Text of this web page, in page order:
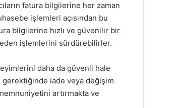
fatura bilgilerine her zaman
işlemleri açısından bu
bilgilerine hızlı ve güvenilir bir
işlemlerini sürdürebilirler.
daha da güvenli hale
gerektiğinde iade veya değişim
artırmakta ve